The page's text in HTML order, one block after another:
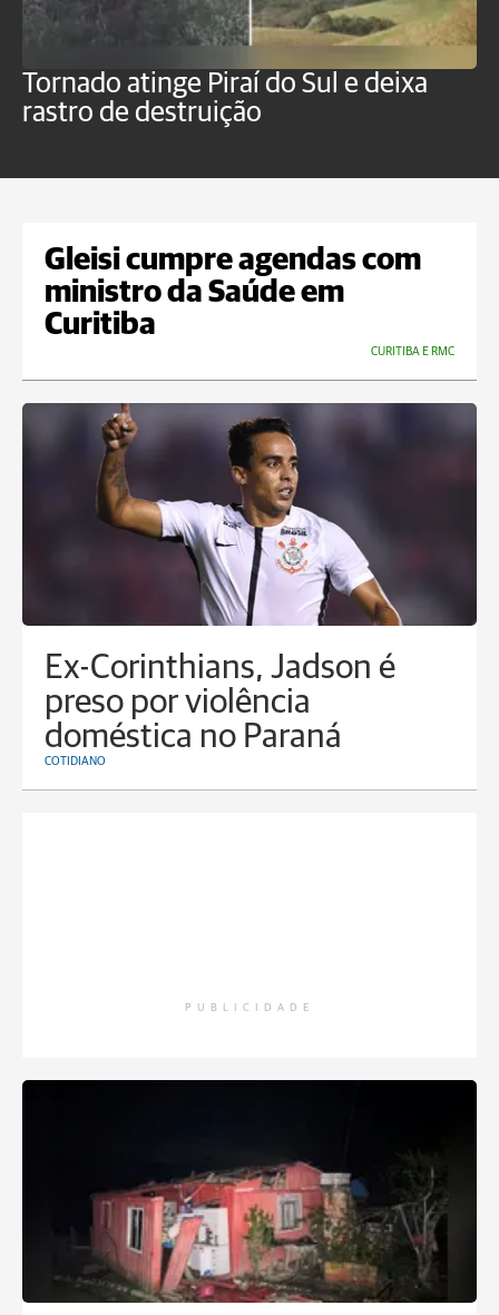
Tornado atinge Piraí do Sul e deixa
rastro de destruição
Gleisi cumpre agendas com
ministro da Saúde em
Curitiba
CURITIBA E RMC
Ex-Corinthians, Jadson é
preso por violência
doméstica no Paraná
COTIDIANO
PUBLICIDADE